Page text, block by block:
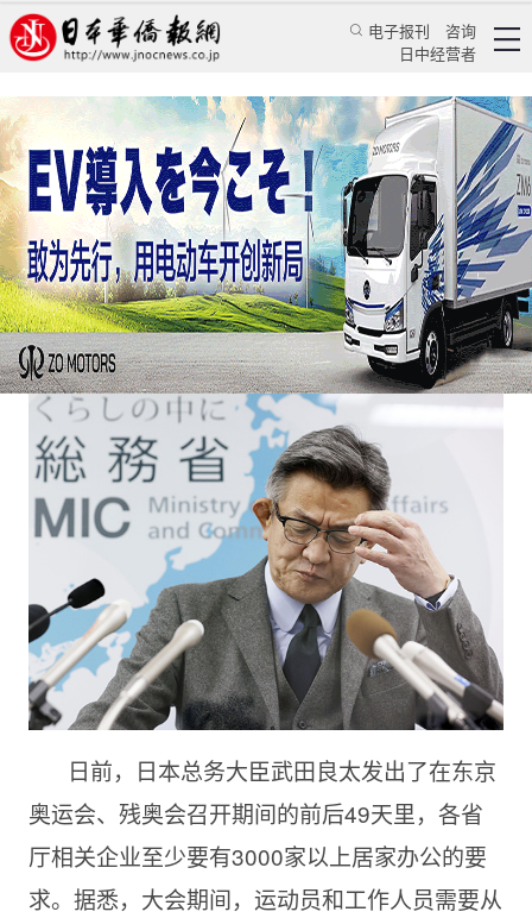
电子报刊
咨询
日中经营者
东京奥运期间三千家公司居家办公服丧49天？
万景路 专栏 坐景谈天★万景路
日本华侨报网 2021/6/21 10:45:51
日前，日本总务大臣武田良太发出了在东京
奥运会、残奥会召开期间的前后49天里，各省
厅相关企业至少要有3000家以上居家办公的要
求。据悉，大会期间，运动员和工作人员需要从